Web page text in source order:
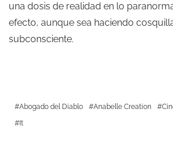
una dosis de realidad en lo
efecto, aunque sea haciendo
subconsciente.
Abogado del Diablo Anabelle Creation
It